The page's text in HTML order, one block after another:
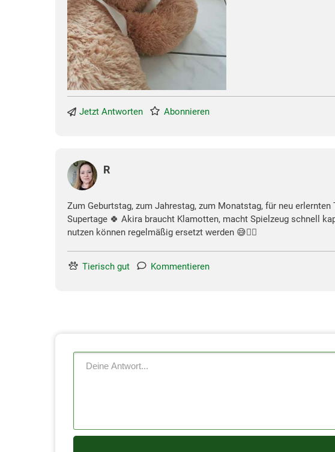
Jetzt Antworten Abonnieren
R
Zum Geburtstag, zum Jahrestag, zum Monatstag, für neu
Supertage 🍀 Akira braucht Klamotten, macht Spielzeug schnell
nutzen können regelmäßig ersetzt werden 😅✌🏼
Tierisch gut Kommentieren